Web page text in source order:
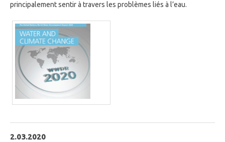
principalement sentir à travers les problèmes liés à l’eau.
2.03.2020